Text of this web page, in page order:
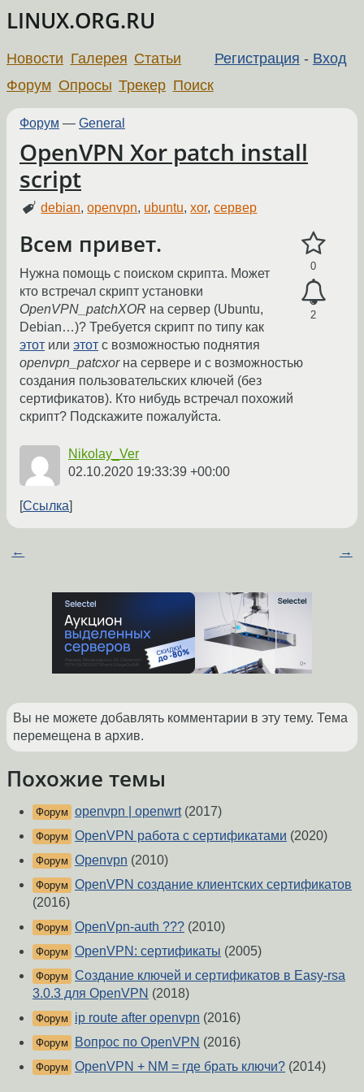
LINUX.ORG.RU
Регистрация - Вход
Новости Галерея Статьи
Форум Опросы Трекер Поиск
Форум — General
OpenVPN Xor patch install
script
debian,openvpn, ubuntu,xor,сервер
0
2
Всем привет.
Нужна помощь с поиском скрипта. Может
кто встречал скрипт установки
OpenVPN_patchXOR на сервер (Ubuntu,
Debian…)? Требуется скрипт по типу как
этот или этот с возможностью поднятия
openvpn_patcxorна сервере и с возможностью
создания пользовательских ключей (без
сертификатов). Кто нибудь встречал похожий
скрипт? Подскажите пожалуйста.
Nikolay_Ver
02.10.2020 19:33:39 +00:00
Ссылка
← →
Вы не можете добавлять комментарии в эту тему. Тема
перемещена в архив.
Похожие темы
Форум openvpn | openwrt(2017)
Форум OpenVPN работа с сертификатами (2020)
Форум Openvpn (2010)
Форум OpenVPN создание клиентских сертификатов
(2016)
Форум OpenVpn-auth ??? (2010)
Форум OpenVPN: сертификаты (2005)
Форум Создание ключей и сертификатов в Easy-rsa
3.0.3 для OpenVPN (2018)
Форум ip route after openvpn (2016)
Форум Вопрос по OpenVPN (2016)
Форум OpenVPN + NM = где брать ключи? (2014)